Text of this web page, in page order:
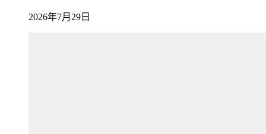
2026年7月29日